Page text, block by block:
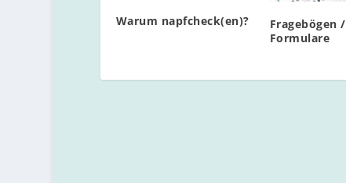
Warum napfcheck(en)?
Fragebögen /
Formulare